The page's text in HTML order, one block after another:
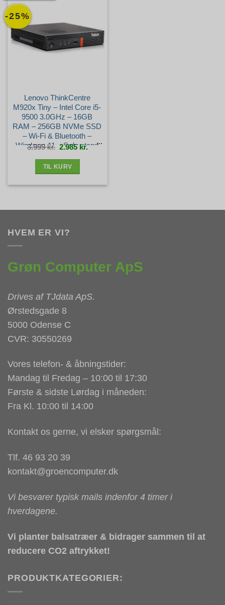
-25%
Lenovo ThinkCentre
M920x Tiny – Intel Core i5-
9500 3.0GHz – 16GB
RAM – 256GB NVMe SSD
– Wi-Fi & Bluetooth –
Windows 11 – Sølv stand
3.999kr. Den
oprindelige
pris
2.985kr.Den
aktuelle
pris
TIL KURV
HVEM ER VI?
Grøn Computer ApS
Drives af TJdata ApS.
Ørstedsgade 8
5000 Odense C
CVR: 30550269
Vores telefon- & åbningstider:
Mandag til Fredag – 10:00 til 17:30
Første & sidste Lørdag i måneden:
Fra Kl. 10:00 til 14:00
Kontakt os gerne, vi elsker spørgsmål:
Tlf. 46 93 20 39
kontakt@groencomputer.dk
Vi besvarer typisk mails indenfor 4 timer i
hverdagene.
Vi planter balsatræer & bidrager sammen til at
reducere CO2 aftrykket!
PRODUKTKATEGORIER: